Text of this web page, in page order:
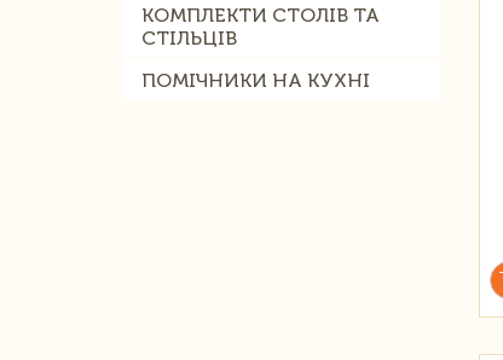
КОМПЛЕКТИ СТОЛІВ ТА
СТІЛЬЦІВ
ПОМІЧНИКИ НА КУХНІ